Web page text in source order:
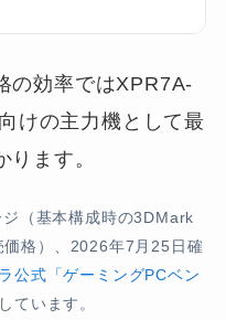
の効率ではXPR7A-
けの主力機として最
ます。
（基本構成時の3DMark
格）、2026年7月25日確
公式「ゲーミングPCベン
ています。